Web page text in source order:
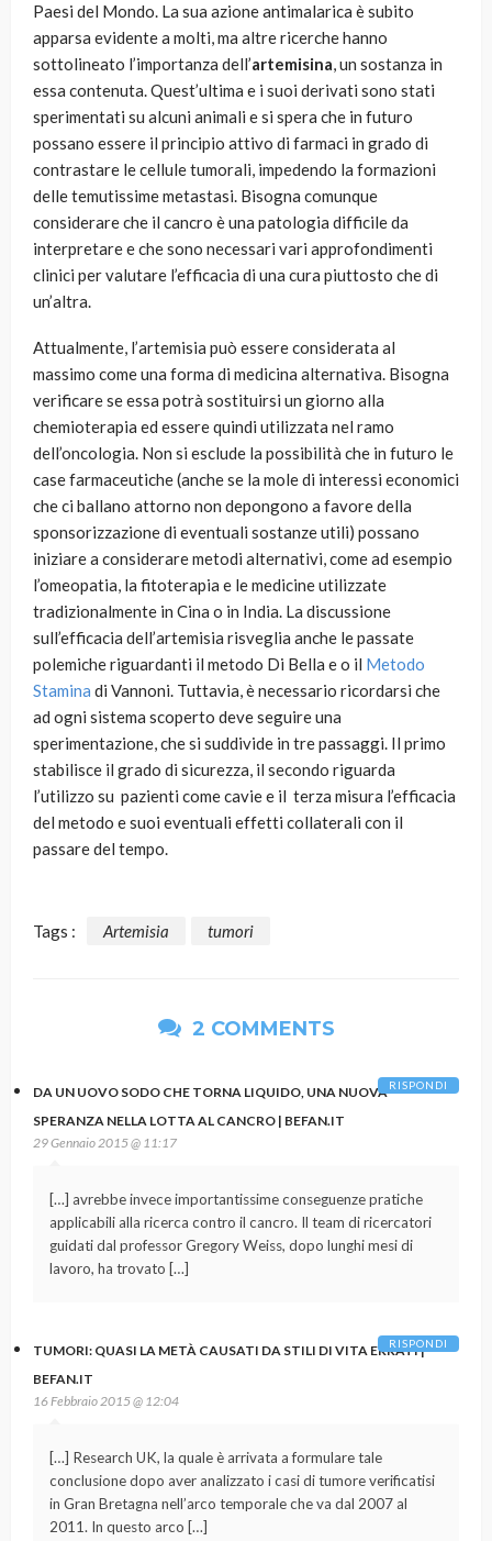
Paesi del Mondo. La sua azione antimalarica è subito
apparsa evidente a molti, ma altre ricerche hanno
sottolineato l’importanza dell’artemisina, un sostanza in
essa contenuta. Quest’ultima e i suoi derivati sono stati
sperimentati su alcuni animali e si spera che in futuro
possano essere il principio attivo di farmaci in grado di
contrastare le cellule tumorali, impedendo la formazioni
delle temutissime metastasi. Bisogna comunque
considerare che il cancro è una patologia difficile da
interpretare e che sono necessari vari approfondimenti
clinici per valutare l’efficacia di una cura piuttosto che di
un’altra.
Attualmente, l’artemisia può essere considerata al
massimo come una forma di medicina alternativa. Bisogna
verificare se essa potrà sostituirsi un giorno alla
chemioterapia ed essere quindi utilizzata nel ramo
dell’oncologia. Non si esclude la possibilità che in futuro le
case farmaceutiche (anche se la mole di interessi economici
che ci ballano attorno non depongono a favore della
sponsorizzazione di eventuali sostanze utili) possano
iniziare a considerare metodi alternativi, come ad esempio
l’omeopatia, la fitoterapia e le medicine utilizzate
tradizionalmente in Cina o in India. La discussione
sull’efficacia dell’artemisia risveglia anche le passate
polemiche riguardanti il metodo Di Bella e o il Metodo
Stamina di Vannoni. Tuttavia, è necessario ricordarsi che
ad ogni sistema scoperto deve seguire una
sperimentazione, che si suddivide in tre passaggi. Il primo
stabilisce il grado di sicurezza, il secondo riguarda
l’utilizzo su pazienti come cavie e il terza misura l’efficacia
del metodo e suoi eventuali effetti collaterali con il
passare del tempo.
Tags : Artemisia tumori
2 COMMENTS
DA UN UOVO SODO CHE TORNA LIQUIDO, UNA NUOVA
SPERANZA NELLA LOTTA AL CANCRO | BEFAN.IT
29 Gennaio 2015 @ 11:17
[…] avrebbe invece importantissime conseguenze pratiche
applicabili alla ricerca contro il cancro. Il team di ricercatori
guidati dal professor Gregory Weiss, dopo lunghi mesi di
lavoro, ha trovato […]
RISPONDI
TUMORI: QUASI LA METÀ CAUSATI DA STILI DI VITA ERRATI |
BEFAN.IT
16 Febbraio 2015 @ 12:04
[…] Research UK, la quale è arrivata a formulare tale
conclusione dopo aver analizzato i casi di tumore verificatisi
in Gran Bretagna nell’arco temporale che va dal 2007 al
2011. In questo arco […]
RISPONDI